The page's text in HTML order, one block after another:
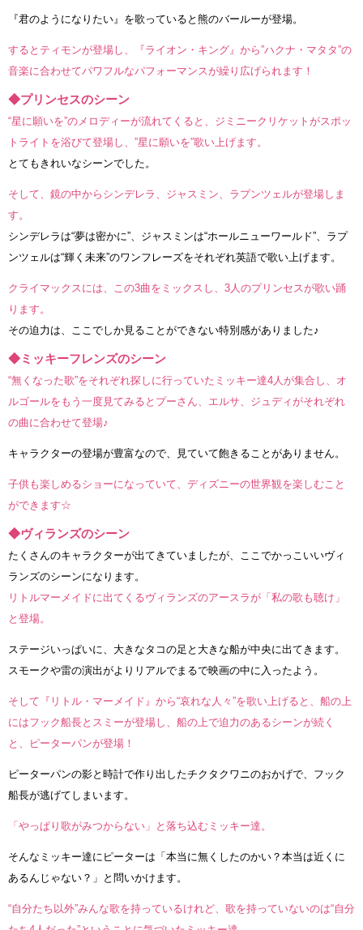
『君のようになりたい』を歌っていると熊のバールーが登場。
するとティモンが登場し、『ライオン・キング』から”ハクナ・マタタ”の
音楽に合わせてパワフルなパフォーマンスが繰り広げられます！
◆プリンセスのシーン
“星に願いを”のメロディーが流れてくると、ジミニークリケットがスポッ
トライトを浴びて登場し、”星に願いを”歌い上げます。
とてもきれいなシーンでした。
そして、鏡の中からシンデレラ、ジャスミン、ラプンツェルが登場しま
す。
シンデレラは“夢は密かに”、ジャスミンは“ホールニューワールド”、ラプ
ンツェルは“輝く未来”のワンフレーズをそれぞれ英語で歌い上げます。
クライマックスには、この3曲をミックスし、3人のプリンセスが歌い踊
ります。
その迫力は、ここでしか見ることができない特別感がありました♪
◆ミッキーフレンズのシーン
“無くなった歌”をそれぞれ探しに行っていたミッキー達4人が集合し、オ
ルゴールをもう一度見てみるとプーさん、エルサ、ジュディがそれぞれ
の曲に合わせて登場♪
キャラクターの登場が豊富なので、見ていて飽きることがありません。
子供も楽しめるショーになっていて、ディズニーの世界観を楽しむこと
ができます☆
◆ヴィランズのシーン
たくさんのキャラクターが出てきていましたが、ここでかっこいいヴィ
ランズのシーンになります。
リトルマーメイドに出てくるヴィランズのアースラが「私の歌も聴け」
と登場。
ステージいっぱいに、大きなタコの足と大きな船が中央に出てきます。
スモークや雷の演出がよりリアルでまるで映画の中に入ったよう。
そして『リトル・マーメイド』から“哀れな人々”を歌い上げると、船の上
にはフック船長とスミーが登場し、船の上で迫力のあるシーンが続く
と、ピーターパンが登場！
ピーターパンの影と時計で作り出したチクタクワニのおかげで、フック
船長が逃げてしまいます。
「やっぱり歌がみつからない」と落ち込むミッキー達。
そんなミッキー達にピーターは「本当に無くしたのかい？本当は近くに
あるんじゃない？」と問いかけます。
“自分たち以外”みんな歌を持っているけれど、歌を持っていないのは“自分